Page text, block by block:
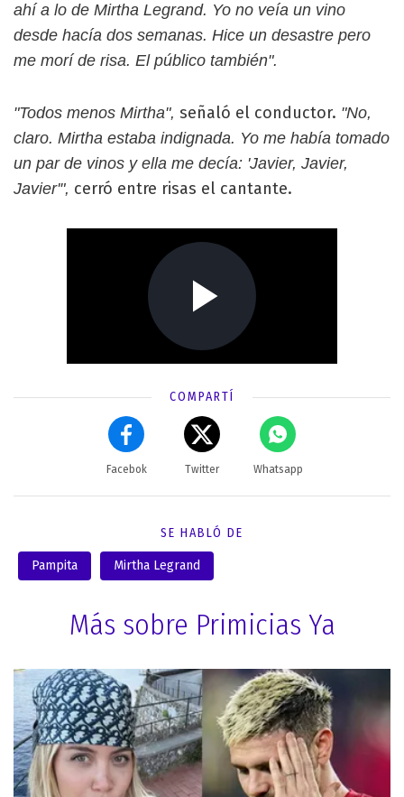
ahí a lo de Mirtha Legrand. Yo no veía un vino
desde hacía dos semanas. Hice un desastre pero
me morí de risa. El público también".
"Todos menos Mirtha", señaló el conductor. "No,
claro. Mirtha estaba indignada. Yo me había tomado
un par de vinos y ella me decía: 'Javier, Javier,
Javier'", cerró entre risas el cantante.
COMPARTÍ
Facebok Twitter Whatsapp
SE HABLÓ DE
Pampita Mirtha Legrand
Más sobre Primicias Ya